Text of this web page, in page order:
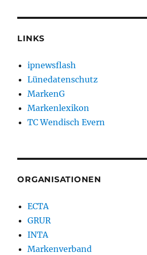
LINKS
ipnewsflash
Lünedatenschutz
MarkenG
Markenlexikon
TC Wendisch Evern
ORGANISATIONEN
ECTA
GRUR
INTA
Markenverband